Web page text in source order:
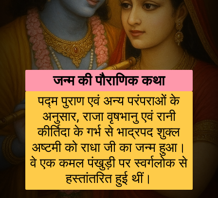
जन्म की पौराणिक कथा
पद्म पुराण एवं अन्य परंपराओं के
अनुसार, राजा वृषभानु एवं रानी
कीर्तिदा के गर्भ से भाद्रपद शुक्ल
अष्टमी को राधा जी का जन्म हुआ।
वे एक कमल पंखुड़ी पर स्वर्गलोक से
हस्तांतरित हुई थीं।